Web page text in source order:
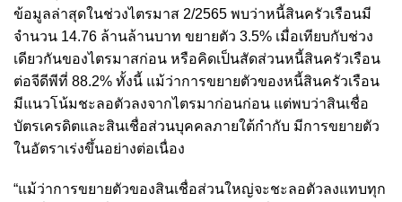
ข้อมูลล่าสุดในช่วงไตรมาส 2/2565 พบว่าหนี้สินครัวเรือนมี
จำนวน 14.76 ล้านล้านบาท ขยายตัว 3.5% เมื่อเทียบกับช่วง
เดียวกันของไตรมาสก่อน หรือคิดเป็นสัดส่วนหนี้สินครัวเรือน
ต่อจีดีพีที่ 88.2% ทั้งนี้ แม้ว่าการขยายตัวของหนี้สินครัวเรือน
มีแนวโน้มชะลอตัวลงจากไตรมาก่อนก่อน แต่พบว่าสินเชื่อ
บัตรเครดิตและสินเชื่อส่วนบุคคลภายใต้กำกับ มีการขยายตัว
ในอัตราเร่งขึ้นอย่างต่อเนื่อง
“แม้ว่าการขยายตัวของสินเชื่อส่วนใหญ่จะชะลอตัวลงแทบทุก